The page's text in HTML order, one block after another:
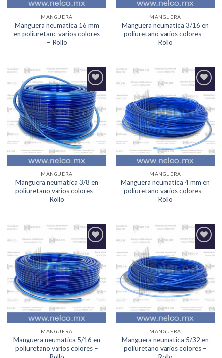
MANGUERA
Manguera neumatica 16 mm
en poliuretano varios colores
– Rollo
MANGUERA
Manguera neumatica 3/16 en
poliuretano varios colores –
Rollo
Agregar
a la
Lista de
deseos
MANGUERA
Manguera neumatica 3/8 en
poliuretano varios colores –
Rollo
Agregar
a la
Lista de
deseos
MANGUERA
Manguera neumatica 4 mm en
poliuretano varios colores –
Rollo
Agregar
a la
Lista de
deseos
MANGUERA
Manguera neumatica 5/16 en
poliuretano varios colores –
Agregar
a la
Lista de
deseos
MANGUERA
Manguera neumatica 5/32 en
poliuretano varios colores –